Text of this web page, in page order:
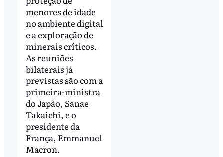
menores de idade
no ambiente digital
e a exploração de
minerais críticos.
As reuniões
bilaterais já
previstas são com a
primeira-ministra
do Japão, Sanae
Takaichi, e o
presidente da
França, Emmanuel
Macron.